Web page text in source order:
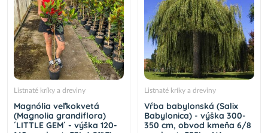
Listnaté kríky a dreviny
Magnólia veľkokvetá
(Magnolia grandiflora)
´LITTLE GEM´ - výška 120-
Listnaté kríky a dreviny
Vŕba babylonská (Salix
Babylonica) - výška 300-
350 cm, obvod kmeňa 6/8